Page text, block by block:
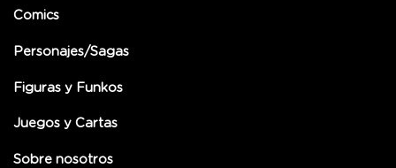
Comics
Personajes/Sagas
Figuras y Funkos
Juegos y Cartas
Sobre nosotros